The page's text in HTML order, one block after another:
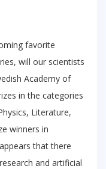
favorite
will our scientists
Academy of
in the categories
Literature,
winners in
that there
and artificial